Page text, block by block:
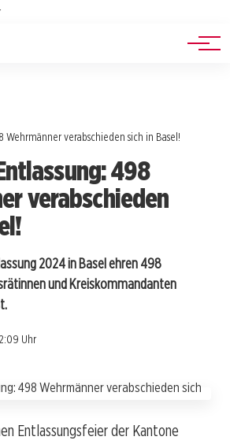
Wehrmänner verabschieden sich in Basel!
498
verabschieden
2024 in Basel ehren 498
und Kreiskommandanten
Uhr
Entlassungsfeier der Kantone